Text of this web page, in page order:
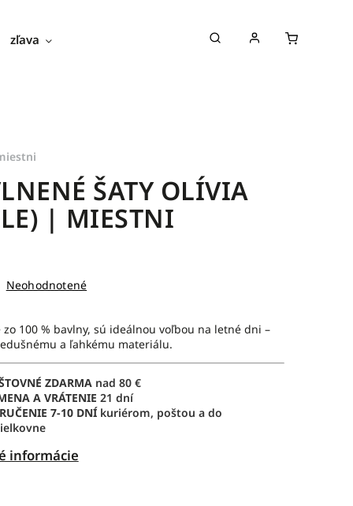
zľava
ŠATY OLÍVIA
| MIESTNI
Neohodnotené
zo 100 % bavlny, sú ideálnou voľbou na letné dni –
a ľahkému materiálu.
ZDARMA nad 80 €
A VRÁTENIE 21 dní
7-10 DNÍkuriérom, poštou a do
informácie